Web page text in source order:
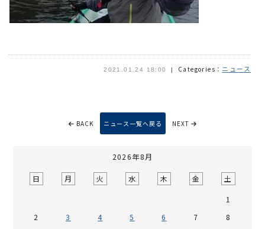
2021.01.24 18:00 Categories： ニュース
BACK ニュース一覧へ戻る NEXT
2026年8月
日 月 火 水 木 金 土
1
2
3 4 5 6 7
8